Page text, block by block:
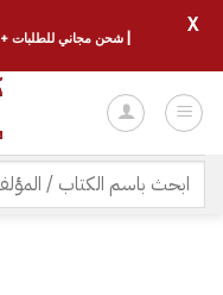
للمحتوى
البحث
عن:
| شحن مجاني للطلبات +300 ريال | تغليف مجاني للطلبات +150 ريال |
X